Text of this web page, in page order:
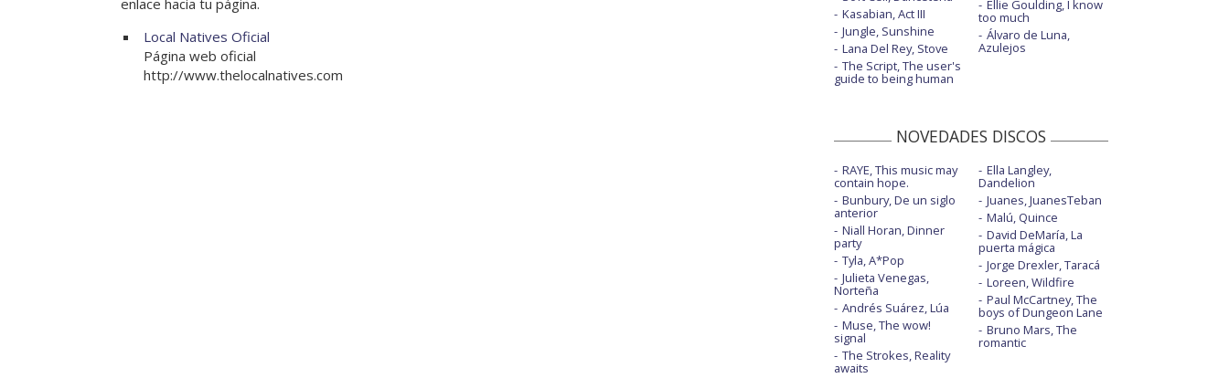
enlace hacia tu página.
Local Natives Oficial
Página web oficial
http://www.thelocalnatives.com
Kasabian, Act III
Jungle, Sunshine
Lana Del Rey, Stove
The Script, The user's
guide to being human
Ellie Goulding, I know
too much
Álvaro de Luna,
Azulejos
NOVEDADES DISCOS
RAYE, This music may
contain hope.
Bunbury, De un siglo
anterior
Niall Horan, Dinner
party
Tyla, A*Pop
Julieta Venegas,
Norteña
Andrés Suárez, Lúa
Muse, The wow!
signal
The Strokes, Reality
awaits
Ella Langley,
Dandelion
Juanes, JuanesTeban
Malú, Quince
David DeMaría, La
puerta mágica
Jorge Drexler, Taracá
Loreen, Wildfire
Paul McCartney, The
boys of Dungeon Lane
Bruno Mars, The
romantic